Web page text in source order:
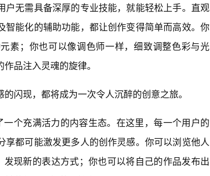
户无需具备深厚的专业技能，就能轻松上手。直观
智能化的辅助功能，都让创作变得简单而高效。你
素；你也可以像调色师一样，细致调整色彩与光
品注入灵魂的旋律。
闪现，都将成为一次令人沉醉的创意之旅。
一个充满活力的内容生态。在这里，每一个用户的
都可能激发更多人的创作灵感。你可以浏览他人
发现新的表达方式；你也可以将自己的作品发布出